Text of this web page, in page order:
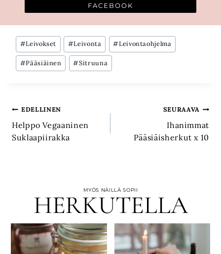
FACEBOOK
Avainsanat:
#Leivokset #Leivonta #Leivontaohjelma
#Pääsiäinen #Sitruuna
Artikkelien
selaus
EDELLINEN
Helppo Vegaaninen
Suklaapiirakka
SEURAAVA
Ihanimmat
Pääsiäisherkut x 10
MYÖS NÄILLÄ SOPII
HERKUTELLA